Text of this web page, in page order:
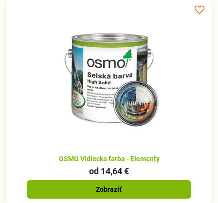
OSMO Vidiecka farba - Elementy
od 14,64 €
Zobraziť